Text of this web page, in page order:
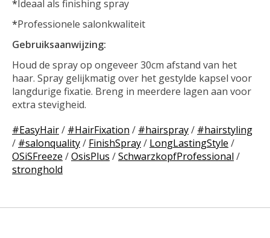
*Ideaal als finishing spray
*Professionele salonkwaliteit
Gebruiksaanwijzing:
Houd de spray op ongeveer 30cm afstand van het
haar. Spray gelijkmatig over het gestylde kapsel voor
langdurige fixatie. Breng in meerdere lagen aan voor
extra stevigheid.
#EasyHair/ #HairFixation / #hairspray/ #hairstyling
/ #salonquality/ FinishSpray/ LongLastingStyle /
OSiSFreeze /OsisPlus /SchwarzkopfProfessional /
stronghold